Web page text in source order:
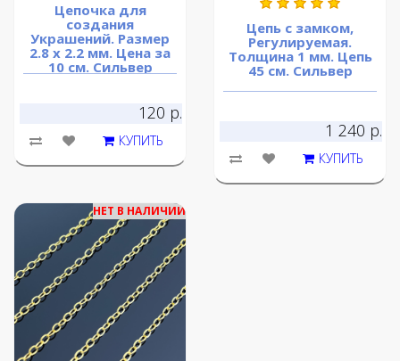
Цепочка для
создания
Украшений. Размер
2.8 х 2.2 мм. Цена за
10 см. Сильвер
120 р.
КУПИТЬ
Цепь с замком,
Регулируемая.
Толщина 1 мм. Цепь
45 см. Сильвер
1 240 р.
КУПИТЬ
НЕТ В НАЛИЧИИ